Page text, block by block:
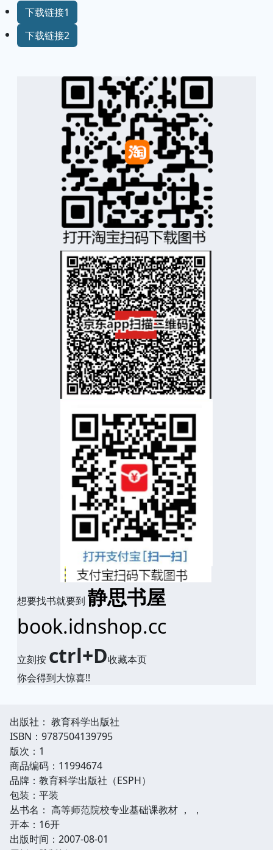
下载链接1
下载链接2
想要找书就要到 静思书屋
book.idnshop.cc
立刻按 ctrl+D收藏本页
你会得到大惊喜!!
出版社： 教育科学出版社
ISBN：9787504139795
版次：1
商品编码：11994674
品牌：教育科学出版社（ESPH）
包装：平装
丛书名： 高等师范院校专业基础课教材 ， ，
开本：16开
出版时间：2007-08-01